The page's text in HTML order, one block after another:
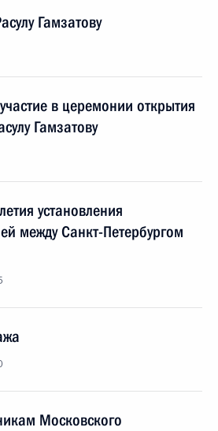
Гамзатову
в церемонии открытия
Гамзатову
установления
между Санкт-Петербургом
Московского